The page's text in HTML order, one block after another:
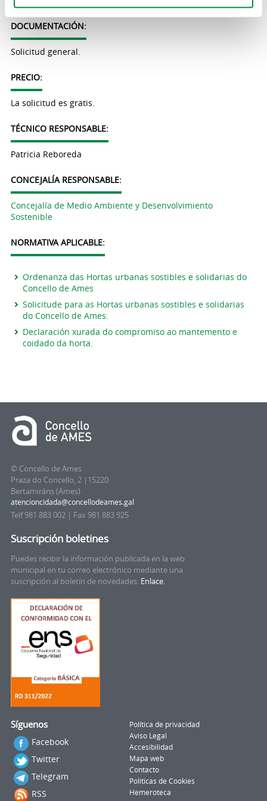
DOCUMENTACIÓN:
Solicitud general.
PRECIO:
La solicitud es gratis.
TÉCNICO RESPONSABLE:
Patricia Reboreda
CONCEJALÍA RESPONSABLE:
Concejalía de Medio Ambiente y Desenvolvimiento
Sostenible
NORMATIVA APLICABLE:
Ordenanza das Hortas urbanas sostibles e solidarias do
Concello de Ames
Solicitude para as Hortas urbanas sostibles e solidarias
do Concello de Ames.
Declaración xurada do compromiso ao mantemento e
coidado da horta.
© Concello de Ames
Praza do Concello, 2 |15220
Bertamiráns (Ames)
Telf 981 883 002 | Fax 981 883 925
Suscripción boletines
Puedes recibir la información publicada en la web
municipal en tu correo electrónico mediante una
suscripción al boletín de novedades. Enlace.
Síguenos
Facebook
Twitter
Telegram
RSS
Política de privacidad
Aviso Legal
Accesibilidad
Mapa web
Contacto
Politicas de Cookies
Hemeroteca